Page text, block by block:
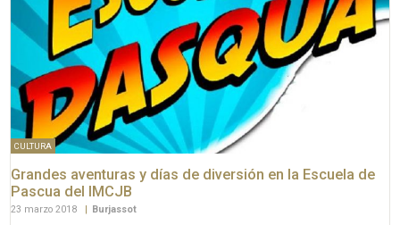
CULTURA
Grandes aventuras y días de diversión en la Escuela de
Pascua del IMCJB
23 marzo 2018 Burjassot